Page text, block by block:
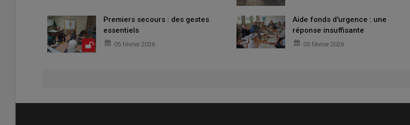
Premiers secours : des gestes
essentiels
05 février 2026
Aide fonds d'urgence : une
réponse insuffisante
05 février 2026